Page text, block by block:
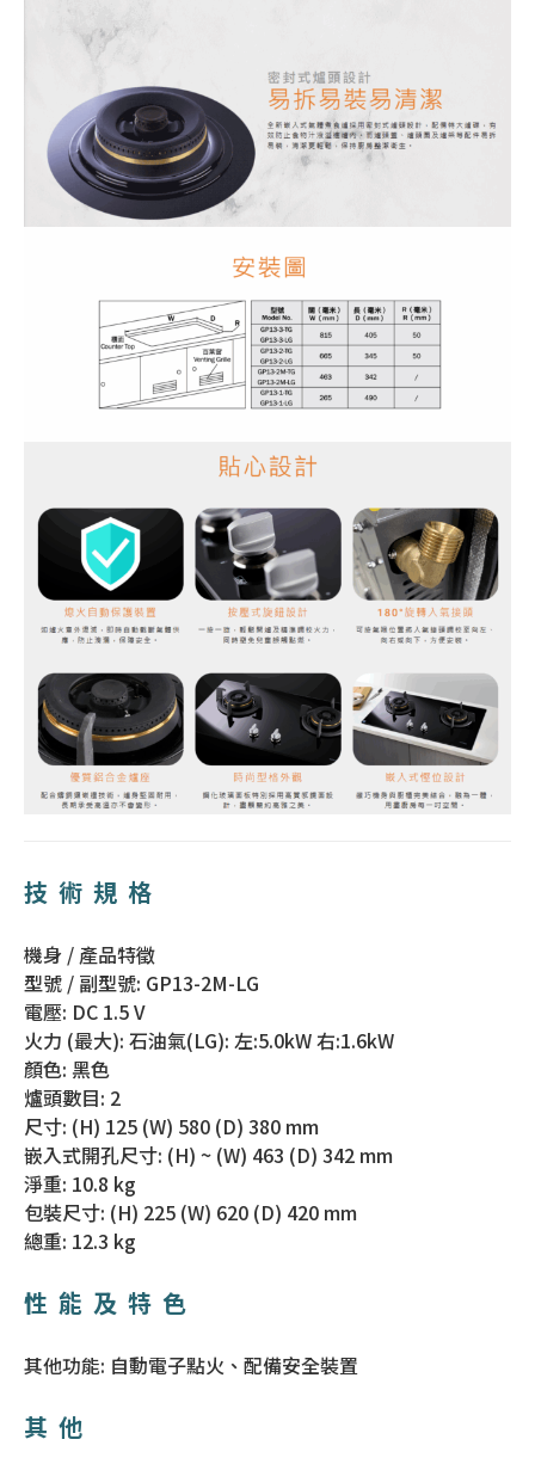
技術規格
機身 / 產品特徵
型號 / 副型號: GP13-2M-LG
電壓: DC 1.5 V
火力 (最大): 石油氣(LG): 左:5.0kW 右:1.6kW
顏色: 黑色
爐頭數目: 2
尺寸: (H) 125 (W) 580 (D) 380 mm
嵌入式開孔尺寸: (H) ~ (W) 463 (D) 342 mm
淨重: 10.8 kg
包裝尺寸: (H) 225 (W) 620 (D) 420 mm
總重: 12.3 kg
性能及特色
其他功能: 自動電子點火、配備安全裝置
其他